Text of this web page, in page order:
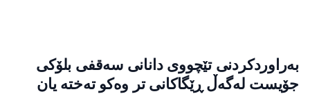
بەراوردکردنی تێچووی دانانی سەقفی بلۆکی
جۆیست لەگەڵ ڕێگاکانی تر وەکو تەختە یان